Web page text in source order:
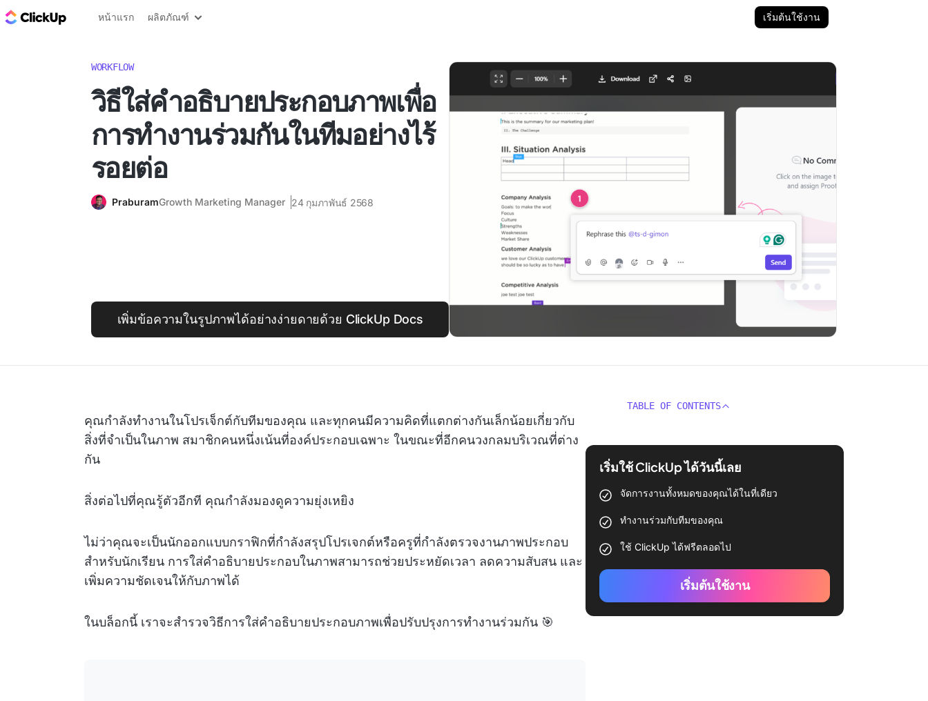
บล็อก ClickUp
หน้าแรก ผลิตภัณฑ์ เริ่มต้นใช้งาน
WORKFLOW
วิธีใส่คำอธิบายประกอบภาพเพื่อ
การทำงานร่วมกันในทีมอย่างไร้
รอยต่อ
PraburamGrowth Marketing Manager 24 กุมภาพันธ์ 2568
เพิ่มข้อความในรูปภาพได้อย่างง่ายดายด้วย ClickUp Docs
คุณกำลังทำงานในโปรเจ็กต์กับทีมของคุณ และทุกคนมีความคิดที่แตกต่างกันเล็กน้อยเกี่ยวกับ
สิ่งที่จำเป็นในภาพ สมาชิกคนหนึ่งเน้นที่องค์ประกอบเฉพาะ ในขณะที่อีกคนวงกลมบริเวณที่ต่าง
กัน
สิ่งต่อไปที่คุณรู้ตัวอีกที คุณกำลังมองดูความยุ่งเหยิง
ไม่ว่าคุณจะเป็นนักออกแบบกราฟิกที่กำลังสรุปโปรเจกต์หรือครูที่กำลังตรวจงานภาพประกอบ
สำหรับนักเรียน การใส่คำอธิบายประกอบในภาพสามารถช่วยประหยัดเวลา ลดความสับสน และ
เพิ่มความชัดเจนให้กับภาพได้
ในบล็อกนี้ เราจะสำรวจวิธีการใส่คำอธิบายประกอบภาพเพื่อปรับปรุงการทำงานร่วมกัน 🎯
TABLE OF CONTENTS
เริ่มใช้ ClickUp ได้วันนี้เลย
จัดการงานทั้งหมดของคุณได้ในที่เดียว
ทำงานร่วมกับทีมของคุณ
ใช้ ClickUp ได้ฟรีตลอดไป
เริ่มต้นใช้งาน